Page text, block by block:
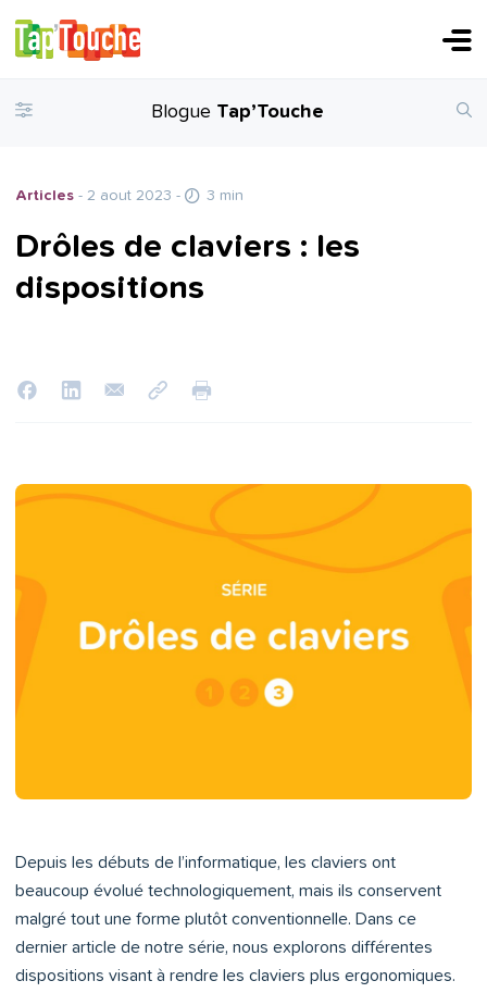
Blogue Tap’Touche
Articles - 2 aout 2023 - 3 min
Drôles de claviers : les
dispositions
Depuis les débuts de l’informatique, les claviers ont
beaucoup évolué technologiquement, mais ils conservent
malgré tout une forme plutôt conventionnelle. Dans ce
dernier article de notre série, nous explorons différentes
dispositions visant à rendre les claviers plus ergonomiques.